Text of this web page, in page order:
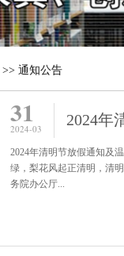
>> 通知公告
31
2024-03
2024年
2024年清明节放假通知及
绿，梨花风起正清明，清
务院办公厅...